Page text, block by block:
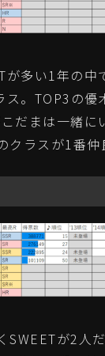
多い1年の中
ス。TOP3の優
だまは一緒に
ラスが1番仲
が2人